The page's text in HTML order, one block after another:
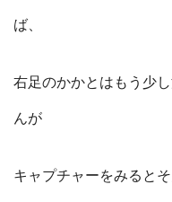
ば、
右足のかかとはもう少
んが
キャプチャーをみると